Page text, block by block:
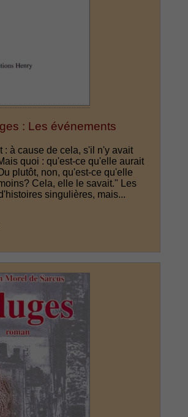
: Les événements
: à cause de cela, s'il n'y avait
quoi : qu'est-ce qu'elle aurait
plutôt, non, qu'est-ce qu'elle
Cela, elle le savait." Les
singulières, mais...